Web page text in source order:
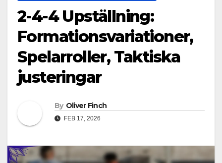
2-4-4 Upställning:
Formationsvariationer,
Spelarroller, Taktiska
justeringar
By Oliver Finch
FEB 17, 2026